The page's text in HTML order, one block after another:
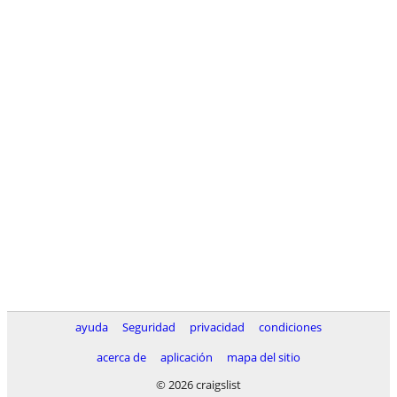
ayuda Seguridad privacidad
condiciones
acerca de
aplicación
mapa del sitio
© 2026 craigslist